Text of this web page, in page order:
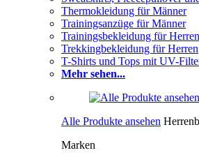
Thermokleidung für Männer
Trainingsanzüge für Männer
Trainingsbekleidung für Herren
Trekkingbekleidung für Herren
T-Shirts und Tops mit UV-
Mehr sehen...
Alle Produkte ansehen
Marken